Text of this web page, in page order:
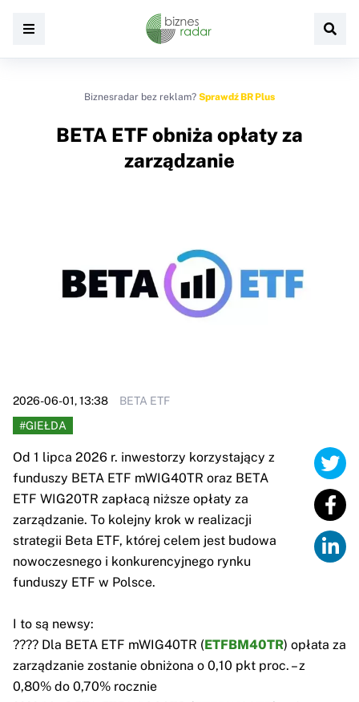
Biznesradar bez reklam? Sprawdź BR Plus
BETA ETF obniża opłaty za
zarządzanie
2026-06-01, 13:38
BETA ETF
#GIEŁDA
Od 1 lipca 2026 r. inwestorzy korzystający z
funduszy BETA ETF mWIG40TR oraz BETA
ETF WIG20TR zapłacą niższe opłaty za
zarządzanie. To kolejny krok w realizacji
strategii Beta ETF, której celem jest budowa
nowoczesnego i konkurencyjnego rynku
funduszy ETF w Polsce.
I to są newsy:
???? Dla BETA ETF mWIG40TR (ETFBM40TR) opłata za
zarządzanie zostanie obniżona o 0,10 pkt proc. – z
0,80% do 0,70% rocznie